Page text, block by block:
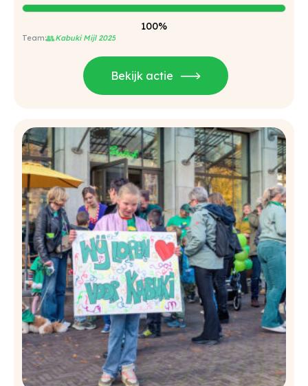
Bekijk actie
👥Kabuki Mijl 2025
100%